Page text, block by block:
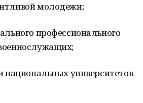
молодежи;
профессионального
национальных университетов